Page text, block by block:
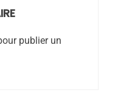
publier un
contre